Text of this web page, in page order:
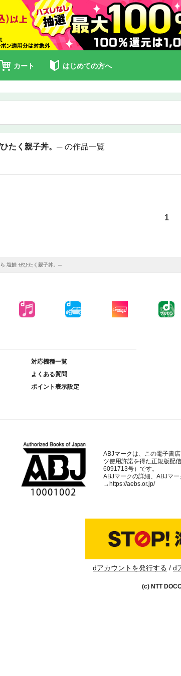
カート はじめての方へ
たく親子丼。─ の作品一覧
1
塩鮭 ぜひたく親子丼。─
対応機種一覧
よくある質問
ポイント表示設定
ABJマークは、この電子書
ツ使用許諾を得た正規版配
6091713号）です。
ABJマークの詳細、ABJマ
→ https://aebs.or.jp/
dアカウントを発行する d
(c) NTT